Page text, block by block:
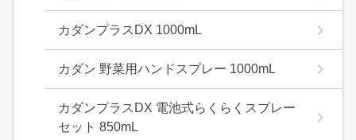
カダンプラスDX 1000mL
カダン 野菜用ハンドスプレー 1000mL
カダンプラスDX 電池式らくらくスプレー
セット 850mL